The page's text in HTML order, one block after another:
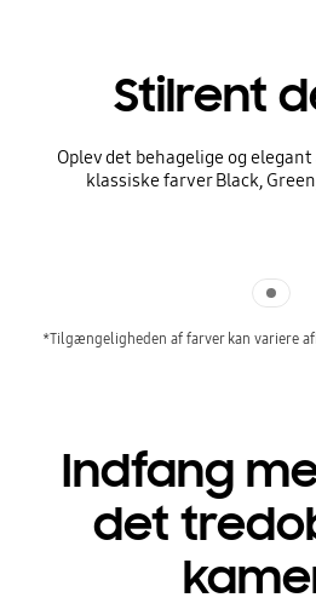
Stilrent
Oplev det behagelige og
klassiske farver Black,
*Tilgængeligheden af farver kan variere
Indfang
det